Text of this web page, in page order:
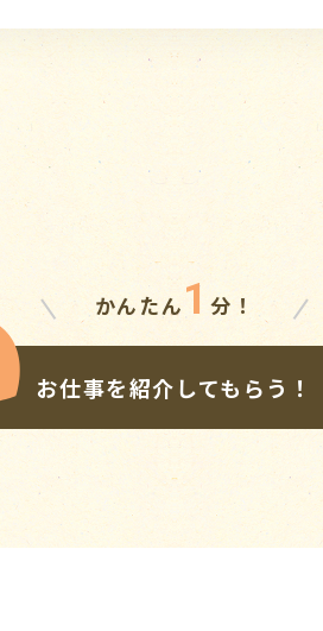
かんたん 1 分！
お仕事を紹介してもらう！